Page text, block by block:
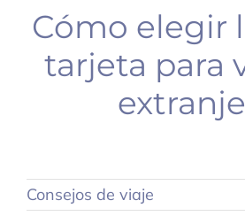
Cómo elegir
tarjeta para
Consejos de viaje